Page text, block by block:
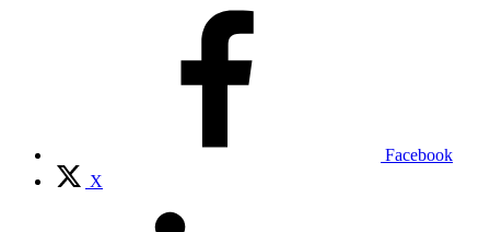
Facebook
X